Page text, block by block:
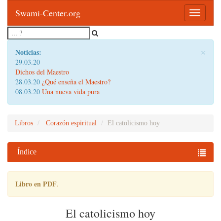
Toggle
Swami-Center.org
×
Noticias:
29.03.20
Dichos del Maestro
28.03.20 ¿Qué enseña el Maestro?
08.03.20 Una nueva vida pura
Libros Corazón espiritual El catolicismo hoy
Índice
Libro en PDF.
El catolicismo hoy